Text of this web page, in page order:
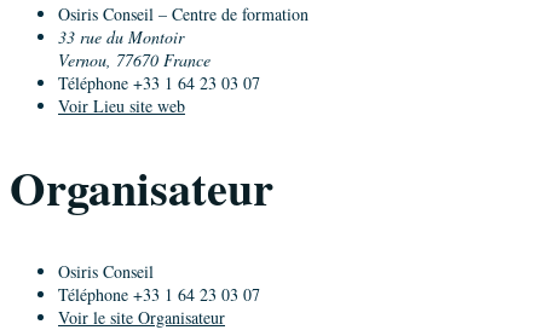
Osiris Conseil – Centre de formation
33 rue du Montoir
Vernou, 77670 France
Téléphone +33 1 64 23 03 07
Voir Lieu site web
Organisateur
Osiris Conseil
Téléphone +33 1 64 23 03 07
Voir le site Organisateur